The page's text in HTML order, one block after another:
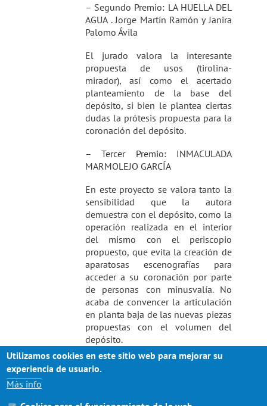
– Segundo Premio: LA HUELLA DEL
AGUA . Jorge Martín Ramón y Janira
Palomo Ávila
El jurado valora la interesante
propuesta de usos (tirolina-
mirador), así como el acertado
planteamiento de la base del
depósito, si bien le plantea ciertas
dudas la prótesis propuesta para la
coronación del depósito.
– Tercer Premio: INMACULADA
MARMOLEJO GARCÍA
En este proyecto se valora tanto la
sensibilidad que la autora
demuestra con el depósito, como la
operación realizada en el interior
del mismo con el periscopio
propuesto, que evita la creación de
aparatosas escenografías para
acceder a su coronación por parte
de personas con minusvalía. No
acaba de convencer la articulación
en planta baja de las nuevas piezas
propuestas con el volumen del
depósito.
La entrega de Premios y la posible
exposición de los trabajos
oportunamente cuando sea posible
Utilizamos cookies en este sitio web para mejorar su
experiencia de usuario.
Más info